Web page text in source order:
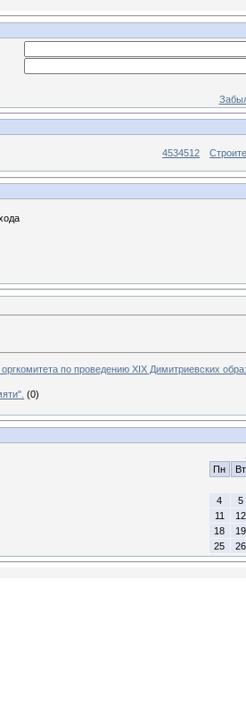
4534512
по проведению XIX Димитриевских
(0)
Пн
Вт
4
5
11
12
18
19
25
26